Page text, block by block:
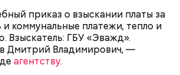
приказ о взыскании платы за
коммунальные платежи, тепло и
Взыскатель: ГБУ «Эважд».
Дмитрий Владимирович, —
агентству.
витаминами, вернулись обратно,
У него ухудшилось самочувствие
увезли в больницу,
там он скончался, — рассказывал